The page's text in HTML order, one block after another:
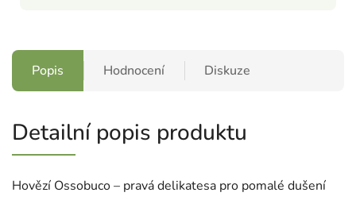
Popis Hodnocení Diskuze
Detailní popis produktu
Hovězí Ossobuco – pravá delikatesa pro pomalé dušení